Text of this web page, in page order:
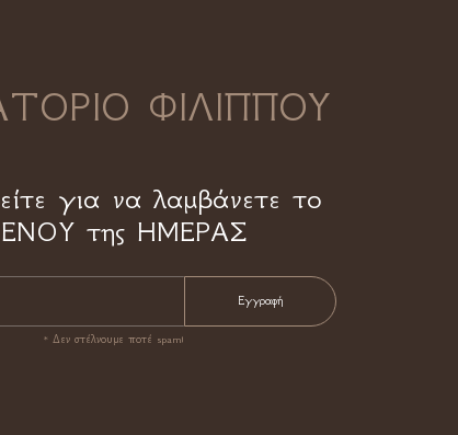
ΦΙΛΙΠΠΟΥ
για να λαμβάνετε το
της ΗΜΕΡΑΣ
* Δεν στέλνουμε ποτέ spam!